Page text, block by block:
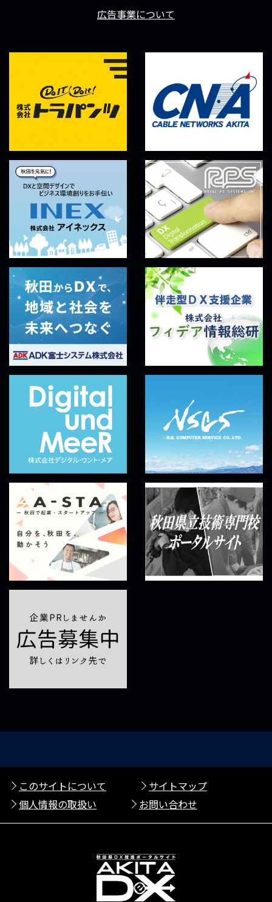
広告事業について
このサイトについて
サイトマップ
個人情報の取扱い
お問い合わせ